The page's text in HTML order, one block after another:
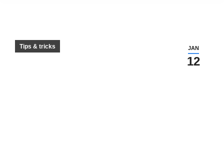
JAN
12
Tips & tricks